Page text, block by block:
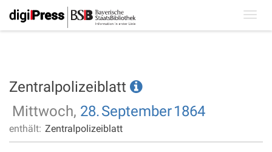
Zentralpolizeiblatt
Mittwoch, 28.September1864
enthält: Zentralpolizeiblatt